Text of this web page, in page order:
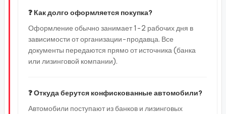
❓ Как долго оформляется покупка?
Оформление обычно занимает 1-2 рабочих дня в
зависимости от организации-продавца. Все
документы передаются прямо от источника (банка
или лизинговой компании).
❓ Откуда берутся конфискованные автомобили?
Автомобили поступают из банков и лизинговых